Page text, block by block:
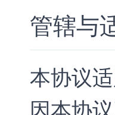
管辖与
本协议
因本协